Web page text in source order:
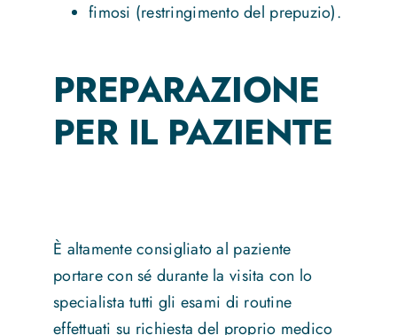
fimosi (restringimento del prepuzio).
PREPARAZIONE
PER IL PAZIENTE
È altamente consigliato al paziente
portare con sé durante la visita con lo
specialista tutti gli esami di routine
effettuati su richiesta del proprio medico